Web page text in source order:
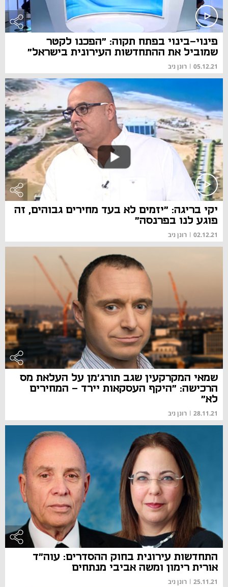
פינוי-בינוי בפתח תקוה: "הפכנו לקטר
שמוביל את ההתחדשות העירונית בישראל"
05.12.21
| רונן ניב
יקי בריגה: "יזמים לא בעד מחירים גבוהים, זה
פוגע לנו בפרנסה"
02.12.21
| רונן ניב
שמאי המקרקעין שגב תורג'מן על העלאת מס
הרכישה: "היקף העסקאות יירד – המחירים
לא"
28.11.21
| רונן ניב
התחדשות עירונית בחוק ההסדרים: עוה"ד
אורית רימון ומשה אביבי מנתחים
25.11.21
| רונן ניב